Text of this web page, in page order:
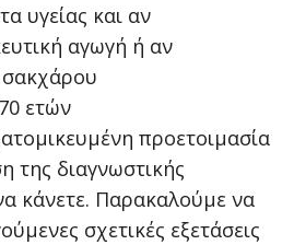
υγείας και αν
αγωγή ή αν
ετών
προετοιμασία
της διαγνωστικής
κάνετε. Παρακαλούμε να
σχετικές εξετάσεις